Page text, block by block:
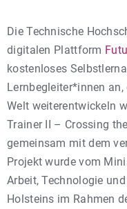
Die Technische
digitalen Plattform
kostenloses
Lernbegleiter*innen
Welt weiterentwickeln
Trainer II – Crossing
gemeinsam mit dem
Projekt wurde vom
Arbeit, Technologie
Holsteins im Rahmen